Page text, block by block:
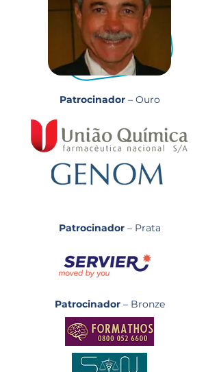
Patrocinador– Ouro
Patrocinador– Prata
Patrocinador– Bronze